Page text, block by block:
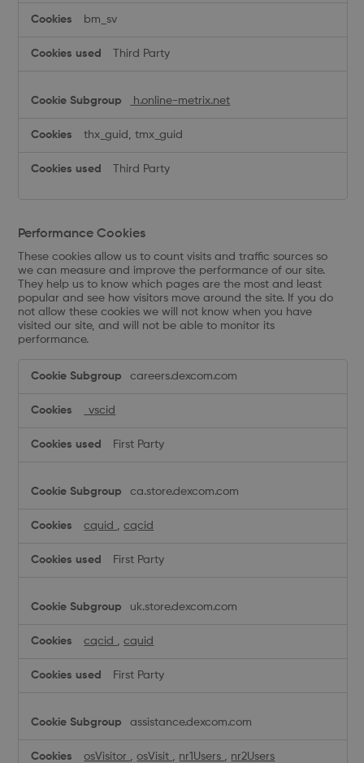
bm_sv
Third Party
h.online-metrix.net
thx_guid, tmx_guid
Third Party
Performance Cookies
These cookies allow us to count visits and traffic sources so
we can measure and improve the performance of our site.
They help us to know which pages are the most and least
popular and see how visitors move around the site. If you do
not allow these cookies we will not know when you have
visited our site, and will not be able to monitor its
performance.
Cookies
careers.dexcom.com
_vscid
First Party
ca.store.dexcom.com
cquid ,cqcid
First Party
uk.store.dexcom.com
cqcid ,cquid
First Party
assistance.dexcom.com
osVisitor ,osVisit nr1Users nr2Users